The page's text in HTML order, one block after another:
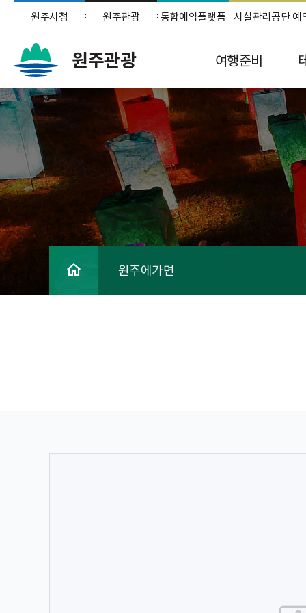
원주시청 원주관광 통합예약플랫폼 시설관리공단 예
원주관광 여행준비
원주에가면